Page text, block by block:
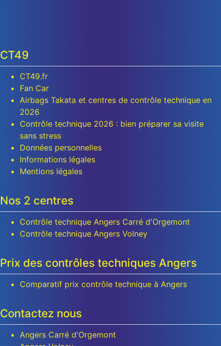
CT49
CT49.fr
Fan Car
Airbags Takata et centres de contrôle technique en
2026
Contrôle technique 2026 : bien préparer sa visite
sans stress
Données personnelles
Informations légales
Mentions légales
Nos 2 centres
Contrôle technique Angers Carré d'Orgemont
Contrôle technique Angers Volney
Prix des contrôles techniques Angers
Comparatif prix contrôle technique à Angers
Contactez nous
Angers Carré d'Orgemont